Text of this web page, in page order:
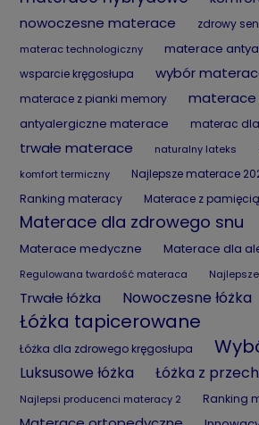
nowoczesne materace
zdrowy sen
materac technologiczny materace
wsparcie kręgosłupa wybór
materace z pianki memory materace
antyalergiczne materace materac
trwałe materace naturalny lateks
komfort termiczny
Najlepsze materace
Ranking materacy
Materace z pamięcią
Materace dla zdrowego snu
Materace medyczne Materace dla
Regulowana twardość materaca
Trwałe łóżka Nowoczesne łóżka
Łóżka tapicerowane
Łóżka dla zdrowego kręgosłupa
Luksusowe łóżka Łóżka z
Najlepsi producenci materacy 2 Ranking